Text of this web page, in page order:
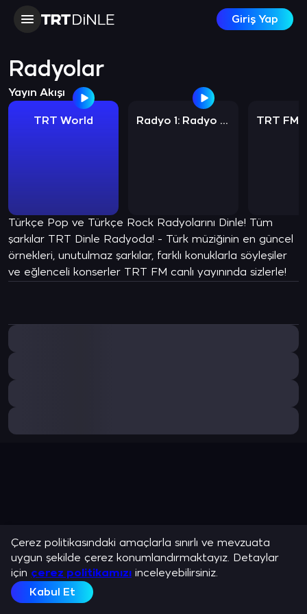
Giriş Yap
Radyolar
Yayın Akışı
TRT World Radyo 1: Radyo Programları
Türkçe Pop ve Türkçe Rock Radyolarını Dinle! Tüm
şarkılar TRT Dinle Radyoda! - Türk müziğinin en güncel
örnekleri, unutulmaz şarkılar, farklı konuklarla söyleşiler
ve eğlenceli konserler TRT FM canlı yayınında sizlerle!
Çerez politikasındaki amaçlarla sınırlı ve mevzuata
uygun şekilde çerez konumlandırmaktayız. Detaylar
için çerez politikamızı inceleyebilirsiniz.
Kabul Et